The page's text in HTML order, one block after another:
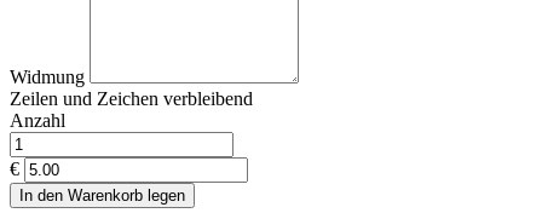
Widmung
Zeilen und Zeichen verbleibend
Anzahl
€
In den Warenkorb legen